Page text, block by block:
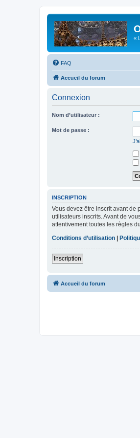
«
FAQ
Accueil du forum
Connexion
Nom d’utilisateur :
Mot de passe :
INSCRIPTION
Vous devez être inscrit avant de
utilisateurs inscrits. Avant de
attentivement toutes les règles
Conditions d’utilisation
Inscription
Accueil du forum